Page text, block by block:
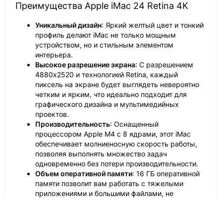
Преимущества Apple iMac 24 Retina 4K
Уникальный дизайн: Яркий желтый цвет и тонкий
профиль делают iMac не только мощным
устройством, но и стильным элементом
интерьера.
Высокое разрешение экрана: С разрешением
4880x2520 и технологией Retina, каждый
пиксель на экране будет выглядеть невероятно
четким и ярким, что идеально подходит для
графического дизайна и мультимедийных
проектов.
Производительность: Оснащенный
процессором Apple M4 с 8 ядрами, этот iMac
обеспечивает молниеносную скорость работы,
позволяя выполнять множество задач
одновременно без потери производительности.
Объем оперативной памяти: 16 ГБ оперативной
памяти позволит вам работать с тяжелыми
приложениями и большими файлами, не